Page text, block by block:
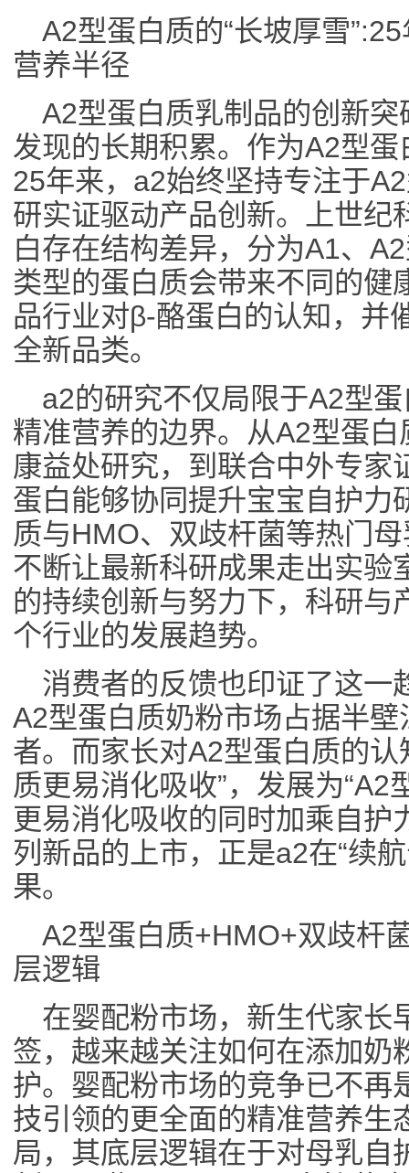
A2型蛋白质的“长坡厚雪
营养半径
A2型蛋白质乳制品的创新
发现的长期积累。作为A2型
25年来，a2始终坚持专注于
研实证驱动产品创新。上世纪
白存在结构差异，分为A1、
类型的蛋白质会带来不同的健
品行业对β-酪蛋白的认知，并
全新品类。
a2的研究不仅局限于A2型
精准营养的边界。从A2型蛋
康益处研究，到联合中外专家
蛋白能够协同提升宝宝自护力
质与HMO、双歧杆菌等热门
不断让最新科研成果走出实验
的持续创新与努力下，科研与
个行业的发展趋势。
消费者的反馈也印证了这一
A2型蛋白质奶粉市场占据半
者。而家长对A2型蛋白质的
质更易消化吸收”，发展为
更易消化吸收的同时加乘自护
列新品的上市，正是a2在“续
果。
A2型蛋白质+HMO+双歧杆
层逻辑
在婴配粉市场，新生代家长
签，越来越关注如何在添加奶
护。婴配粉市场的竞争已不再
技引领的更全面的精准营养生
局，其底层逻辑在于对母乳自